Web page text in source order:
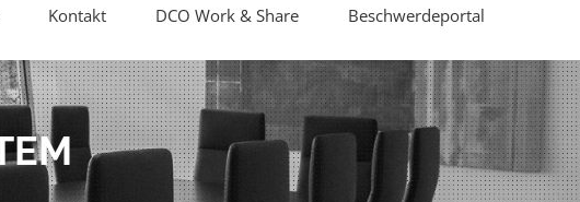
Kontakt DCO Work & Share Beschwerdeportal